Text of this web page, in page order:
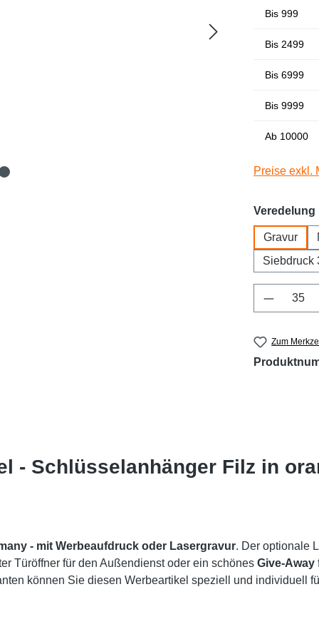
Bis 999
Bis 2499
Bis 6999
Bis 9999
Ab 10000
Preise exkl.
Veredelung
Gravur
Siebdruck
Zum
- Schlüsselanhänger Filz in
- mit Werbeaufdruck oder Lasergravur. Der optionale
Türöffner für den Außendienst oder ein schönes Give-Away
können Sie diesen Werbeartikel speziell und individuell